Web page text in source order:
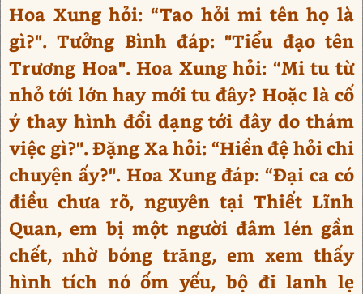
Hoa Xung hỏi: “Tao hỏi mi tên họ là
gì?". Tưởng Bình đáp: "Tiểu đạo tên
Trương Hoa". Hoa Xung hỏi: “Mi tu từ
nhỏ tới lớn hay mới tu đây? Hoặc là cố
ý thay hình đổi dạng tới đây do thám
việc gì?". Đặng Xa hỏi: “Hiền đệ hỏi chi
chuyện ấy?". Hoa Xung đáp: “Đại ca có
điều chưa rõ, nguyên tại Thiết Lĩnh
Quan, em bị một người đâm lén gần
chết, nhờ bóng trăng, em xem thấy
hình tích nó ốm yếu, bộ đi lanh lẹ